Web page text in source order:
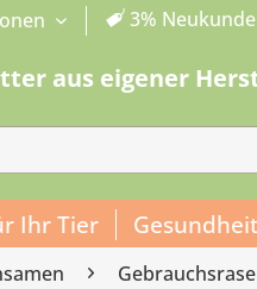
3%
aus eigener
Ihr Tier